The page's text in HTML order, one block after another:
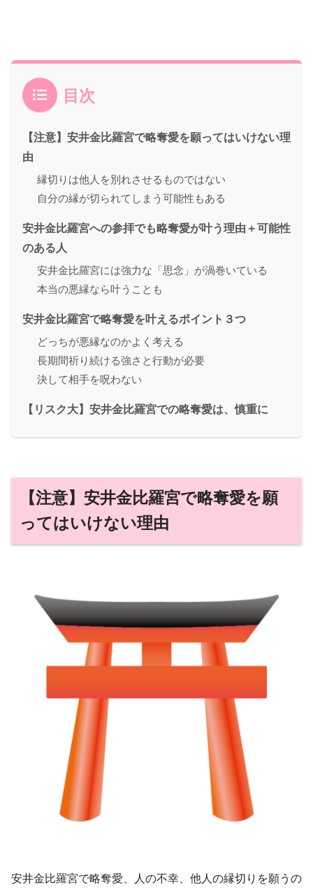
目次
【注意】安井金比羅宮で略奪愛を願ってはいけない理
由
縁切りは他人を別れさせるものではない
自分の縁が切られてしまう可能性もある
安井金比羅宮への参拝でも略奪愛が叶う理由＋可能性
のある人
安井金比羅宮には強力な「思念」が渦巻いている
本当の悪縁なら叶うことも
安井金比羅宮で略奪愛を叶えるポイント３つ
どっちが悪縁なのかよく考える
長期間祈り続ける強さと行動が必要
決して相手を呪わない
【リスク大】安井金比羅宮での略奪愛は、慎重に
【注意】安井金比羅宮で略奪愛を願
ってはいけない理由
安井金比羅宮で略奪愛、人の不幸、他人の縁切りを願うの